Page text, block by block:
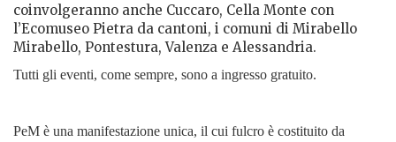
coinvolgeranno anche Cuccaro, Cella Monte con
l’Ecomuseo Pietra da cantoni, i comuni di Mirabello
Mirabello, Pontestura, Valenza e Alessandria.
Tutti gli eventi, come sempre, sono a ingresso gratuito.
PeM è una manifestazione unica, il cui fulcro è costituito da